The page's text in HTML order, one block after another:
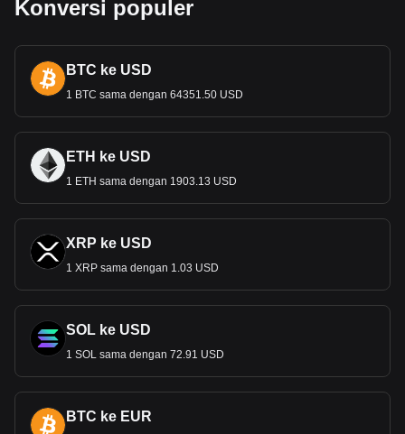
Konversi populer
BTC ke USD
1 BTC sama dengan 64351.50 USD
ETH ke USD
1 ETH sama dengan 1903.13 USD
XRP ke USD
1 XRP sama dengan 1.03 USD
SOL ke USD
1 SOL sama dengan 72.91 USD
BTC ke EUR